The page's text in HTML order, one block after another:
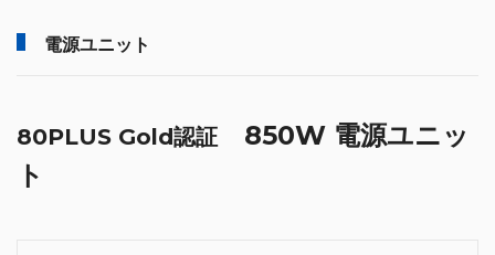
電源ユニット
80PLUS Gold認証 850W 電源ユニッ
ト